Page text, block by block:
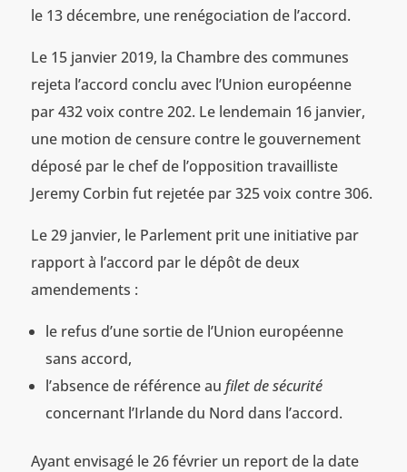
le 13 décembre, une renégociation de l’accord.
Le 15 janvier 2019, la Chambre des communes
rejeta l’accord conclu avec l’Union européenne
par 432 voix contre 202. Le lendemain 16 janvier,
une motion de censure contre le gouvernement
déposé par le chef de l’opposition travailliste
Jeremy Corbin fut rejetée par 325 voix contre 306.
Le 29 janvier, le Parlement prit une initiative par
rapport à l’accord par le dépôt de deux
amendements :
le refus d’une sortie de l’Union européenne
sans accord,
l’absence de référence au filet de sécurité
concernant l’Irlande du Nord dans l’accord.
Ayant envisagé le 26 février un report de la date